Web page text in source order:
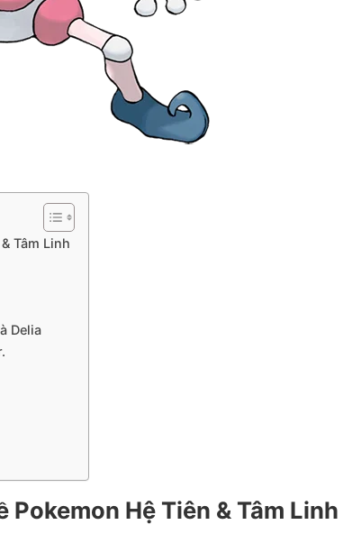
Tâm Linh
Delia
Pokemon Hệ Tiên & Tâm Linh